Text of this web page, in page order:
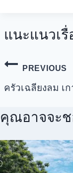
แนะแนวเรื่
PREVIOUS
ครัวเฉลียงลม เ
คุณอาจจะ